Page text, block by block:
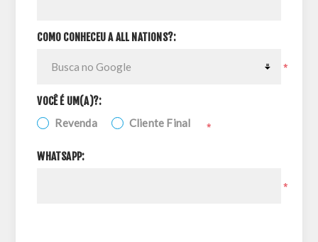
COMO CONHECEU A ALL NATIONS?:
*
VOCÊ É UM(A)?:
Revenda Cliente Final *
WHATSAPP:
*